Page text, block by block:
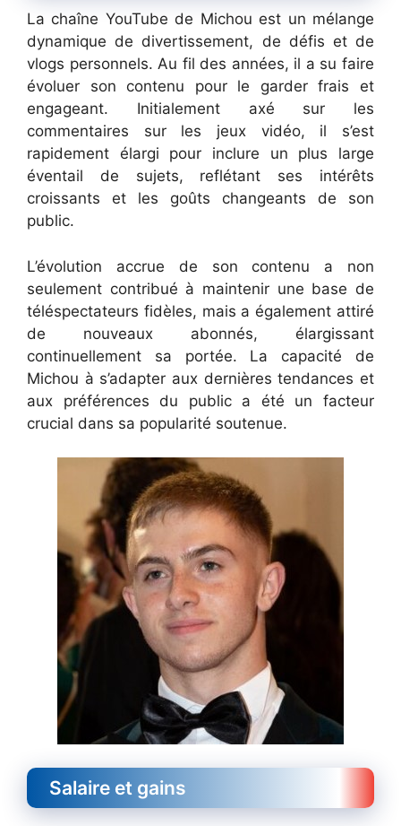
La chaîne YouTube de Michou est un mélange
dynamique de divertissement, de défis et de
vlogs personnels. Au fil des années, il a su faire
évoluer son contenu pour le garder frais et
engageant. Initialement axé sur les
commentaires sur les jeux vidéo, il s’est
rapidement élargi pour inclure un plus large
éventail de sujets, reflétant ses intérêts
croissants et les goûts changeants de son
public.
L’évolution accrue de son contenu a non
seulement contribué à maintenir une base de
téléspectateurs fidèles, mais a également attiré
de nouveaux abonnés, élargissant
continuellement sa portée. La capacité de
Michou à s’adapter aux dernières tendances et
aux préférences du public a été un facteur
crucial dans sa popularité soutenue.
Salaire et gains